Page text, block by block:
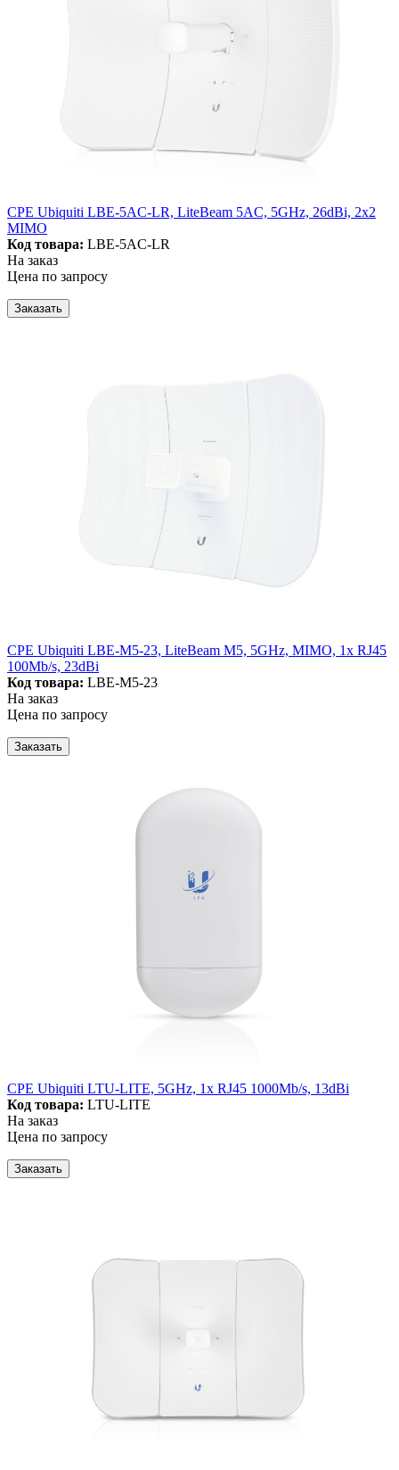
CPE Ubiquiti LBE-5AC-LR, LiteBeam 5AC, 5GHz, 26dBi, 2x2
MIMO
Код товара: LBE-5AC-LR
На заказ
Цена по запросу
Заказать
CPE Ubiquiti LBE-M5-23, LiteBeam M5, 5GHz, MIMO, 1x RJ45
100Mb/s, 23dBi
Код товара: LBE-M5-23
На заказ
Цена по запросу
Заказать
CPE Ubiquiti LTU-LITE, 5GHz, 1x RJ45 1000Mb/s, 13dBi
Код товара: LTU-LITE
На заказ
Цена по запросу
Заказать